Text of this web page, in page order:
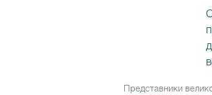
Представники